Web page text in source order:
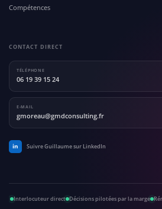
Compétences
CONTACT DIRECT
TÉLÉPHONE
06 19 39 15 24
E-MAIL
gmoreau@gmdconsulting.fr
in Suivre Guillaume sur LinkedIn
Interlocuteur direct Décisions pilotées par la marge